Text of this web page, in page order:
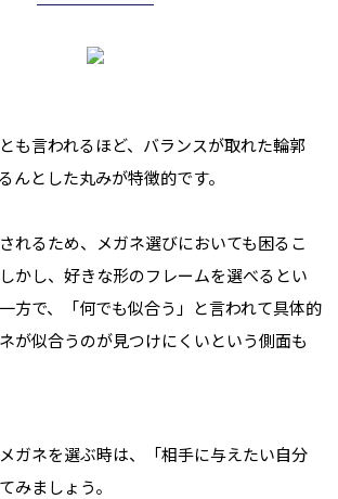
も言われるほど、バランスが取れた輪郭
んとした丸みが特徴的です。
れるため、メガネ選びにおいても困るこ
かし、好きな形のフレームを選べるとい
方で、「何でも似合う」と言われて具体的
が似合うのが見つけにくいという側面も
ガネを選ぶ時は、「相手に与えたい自分
みましょう。